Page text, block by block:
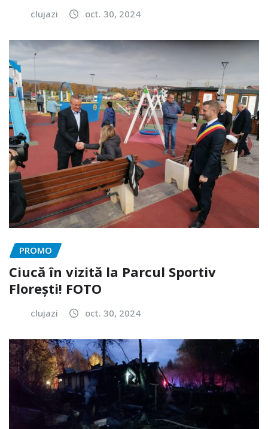
clujazi oct. 30, 2024
PROMO
Ciucă în vizită la Parcul Sportiv
Florești! FOTO
clujazi oct. 30, 2024